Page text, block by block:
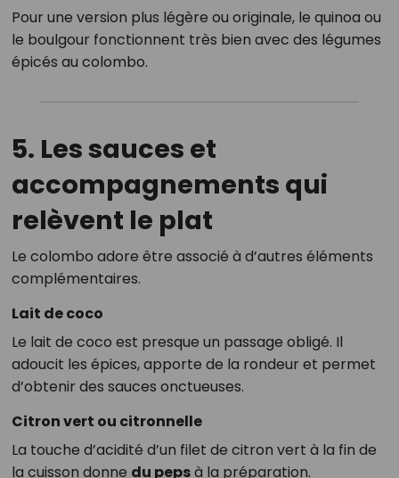
Pour une version plus légère ou originale, le quinoa ou
le boulgour fonctionnent très bien avec des légumes
épicés au colombo.
5. Les sauces et
accompagnements qui
relèvent le plat
Le colombo adore être associé à d’autres éléments
complémentaires.
Lait de coco
Le lait de coco est presque un passage obligé. Il
adoucit les épices, apporte de la rondeur et permet
d’obtenir des sauces onctueuses.
Citron vert ou citronnelle
La touche d’acidité d’un filet de citron vert à la fin de
la cuisson donne du pepsà la préparation.